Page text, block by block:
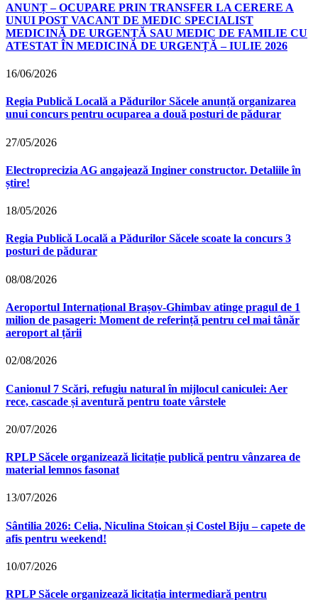
ANUNȚ – OCUPARE PRIN TRANSFER LA CERERE A
UNUI POST VACANT DE MEDIC SPECIALIST
MEDICINĂ DE URGENȚĂ SAU MEDIC DE FAMILIE CU
ATESTAT ÎN MEDICINĂ DE URGENȚĂ – IULIE 2026
16/06/2026
Regia Publică Locală a Pădurilor Săcele anunță organizarea
unui concurs pentru ocuparea a două posturi de pădurar
27/05/2026
Electroprecizia AG angajează Inginer constructor. Detaliile în
știre!
18/05/2026
Regia Publică Locală a Pădurilor Săcele scoate la concurs 3
posturi de pădurar
08/08/2026
Aeroportul Internațional Brașov‑Ghimbav atinge pragul de 1
milion de pasageri: Moment de referință pentru cel mai tânăr
aeroport al țării
02/08/2026
Canionul 7 Scări, refugiu natural în mijlocul caniculei: Aer
rece, cascade și aventură pentru toate vârstele
20/07/2026
RPLP Săcele organizează licitație publică pentru vânzarea de
material lemnos fasonat
13/07/2026
Sântilia 2026: Celia, Niculina Stoican și Costel Biju – capete de
afis pentru weekend!
10/07/2026
RPLP Săcele organizează licitația intermediară pentru